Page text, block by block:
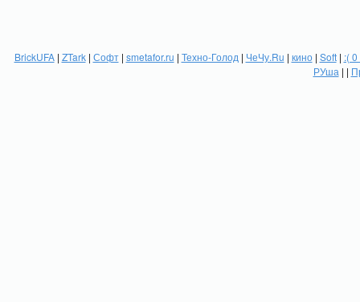
BrickUFA| ZTark| Софт| smetafor.ru | Техно-Голод | ЧеЧу.Ru | кино| Soft| :(
РУша | |